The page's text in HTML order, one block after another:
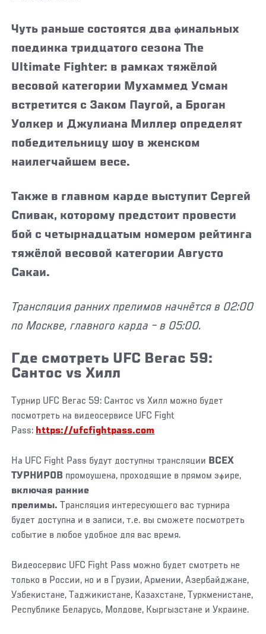
Чуть раньше состоятся два финальных
поединка тридцатого сезона The
Ultimate Fighter: в рамках тяжёлой
весовой категории Мухаммед Усман
встретится с Заком Паугой, а Броган
Уолкер и Джулиана Миллер определят
победительницу шоу в женском
наилегчайшем весе.
Также в главном карде выступит Сергей
Спивак, которому предстоит провести
бой с четырнадцатым номером рейтинга
тяжёлой весовой категории Августо
Сакаи.
Трансляция ранних прелимов начнётся в 02:00
по Москве, главного карда – в 05:00.
Где смотреть UFC Вегас 59:
Сантос vs Хилл
Турнир UFC Вегас 59: Сантос vs Хилл можно будет
посмотреть на видеосервисе UFC Fight
Pass: https://ufcfightpass.com
На UFC Fight Pass будут доступны трансляции ВСЕХ
ТУРНИРОВ промоушена, проходящие в прямом эфире,
включая ранние
прелимы.Трансляция интересующего вас турнира
будет доступна и в записи, т.е. вы сможете посмотреть
событие в любое удобное для вас время.
Видеосервис UFC Fight Pass можно будет смотреть не
только в России, но и в Грузии, Армении, Азербайджане,
Узбекистане, Таджикистане, Казахстане, Туркменистане,
Республике Беларусь, Молдове, Кыргызстане и Украине.